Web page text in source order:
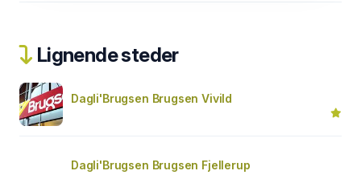
Lignende steder
Dagli'Brugsen Brugsen Vivild
Dagli'Brugsen Brugsen Fjellerup